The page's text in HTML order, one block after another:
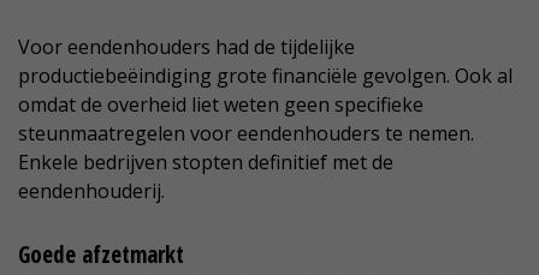
Voor eendenhouders had de tijdelijke
productiebeëindiging grote financiële gevolgen. Ook al
omdat de overheid liet weten geen specifieke
steunmaatregelen voor eendenhouders te nemen.
Enkele bedrijven stopten definitief met de
eendenhouderij.
Goede afzetmarkt